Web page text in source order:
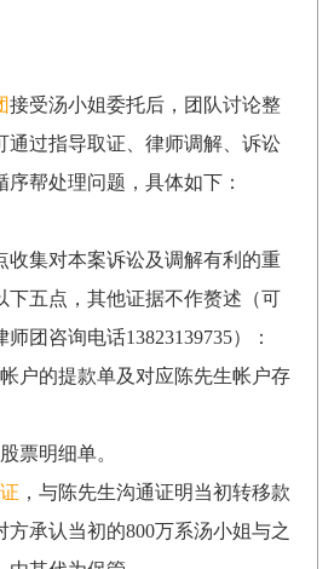
接受汤小姐委托后，团队讨论整
通过指导取证、律师调解、诉讼
帮处理问题，具体如下：
集对本案诉讼及调解有利的重
下五点，其他证据不作赘述（可
团咨询电话13823139735）：
的提款单及对应陈先生帐户存
明细单。
，与陈先生沟通证明当初转移款
方承认当初的800万系汤小姐与之